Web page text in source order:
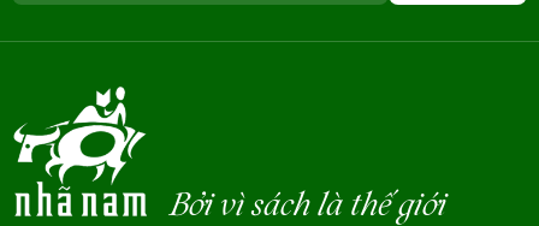
Bởi vì sách là thế giới